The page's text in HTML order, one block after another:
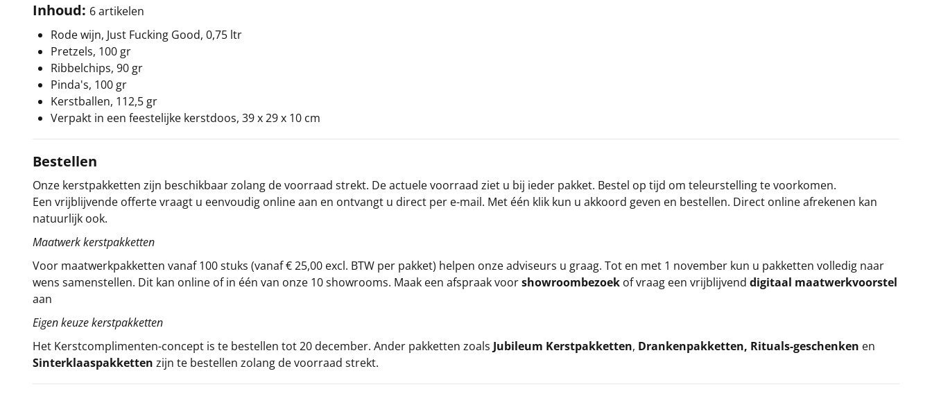
Inhoud: 6 artikelen
Rode wijn, Just Fucking Good, 0,75 ltr
Pretzels, 100 gr
Ribbelchips, 90 gr
Pinda's, 100 gr
Kerstballen, 112,5 gr
Verpakt in een feestelijke kerstdoos, 39 x 29 x 10 cm
Bestellen
Onze kerstpakketten zijn beschikbaar zolang de voorraad strekt. De actuele voorraad ziet u bij ieder pakket. Bestel op tijd om teleurstelling te voorkomen.
Een vrijblijvende offerte vraagt u eenvoudig online aan en ontvangt u direct per e-mail. Met één klik kun u akkoord geven en bestellen. Direct online afrekenen kan
natuurlijk ook.
Maatwerk kerstpakketten
Voor maatwerkpakketten vanaf 100 stuks (vanaf € 25,00 excl. BTW per pakket) helpen onze adviseurs u graag. Tot en met 1 november kun u pakketten volledig naar
wens samenstellen. Dit kan online of in één van onze 10 showrooms. Maak een afspraak voorshowroombezoek of vraag een vrijblijvend digitaal maatwerkvoorstel
aan
Eigen keuze kerstpakketten
Het Kerstcomplimenten-concept is te bestellen tot 20 december. Ander pakketten zoals Jubileum Kerstpakketten, Drankenpakketten, Rituals-geschenken en
Sinterklaaspakketten zijn te bestellen zolang de voorraad strekt.